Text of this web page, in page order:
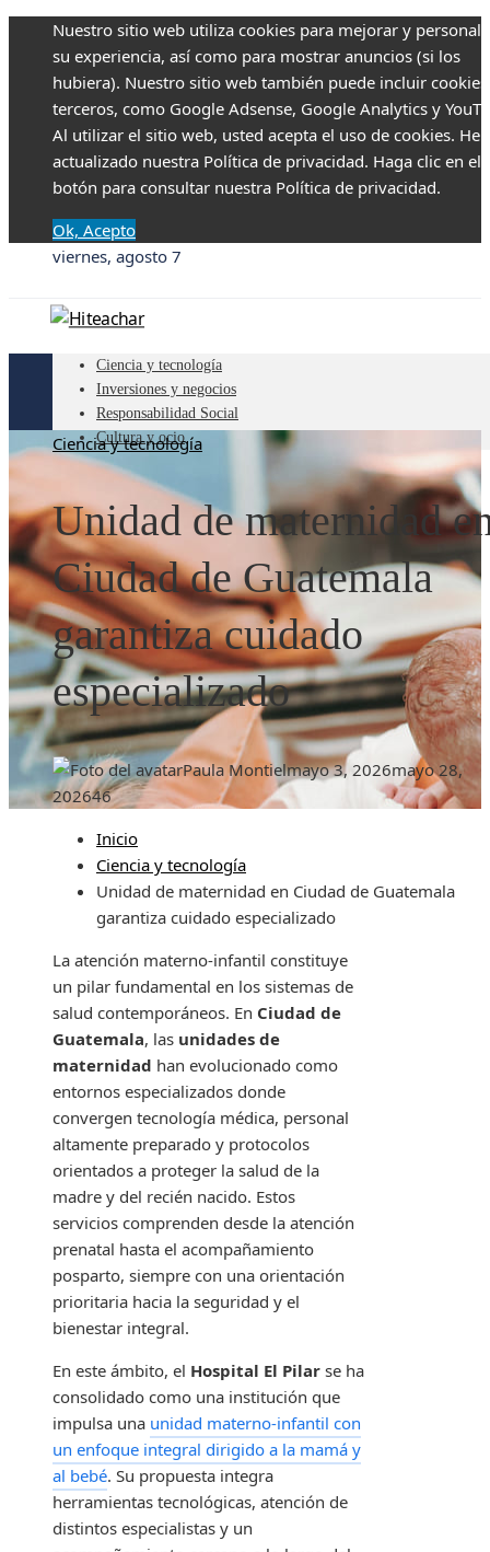
Nuestro sitio web utiliza cookies para mejorar y
su experiencia, así como para mostrar anuncios (si los
hubiera). Nuestro sitio web también puede incluir
terceros, como Google Adsense, Google Analytics y
Al utilizar el sitio web, usted acepta el uso de cookies.
actualizado nuestra Política de privacidad. Haga clic en el
botón para consultar nuestra Política de privacidad.
Ok, Acepto
viernes, agosto 7
Ciencia y tecnología
Inversiones y negocios
Responsabilidad Social
Cultura y ocio
Ciencia y tecnología
Unidad de maternidad
Ciudad de Guatemala
garantiza cuidado
especializado
Paula Montielmayo 3, 2026mayo 28,
202646
Inicio
Ciencia y tecnología
Unidad de maternidad en Ciudad de Guatemala
garantiza cuidado especializado
La atención materno-infantil constituye
un pilar fundamental en los sistemas de
salud contemporáneos. En Ciudad de
Guatemala, las unidades de
maternidad han evolucionado como
entornos especializados donde
convergen tecnología médica, personal
altamente preparado y protocolos
orientados a proteger la salud de la
madre y del recién nacido. Estos
servicios comprenden desde la atención
prenatal hasta el acompañamiento
posparto, siempre con una orientación
prioritaria hacia la seguridad y el
bienestar integral.
En este ámbito, el Hospital El Pilar se ha
consolidado como una institución que
impulsa una unidad materno-infantil con
un enfoque integral dirigido a la mamá y
al bebé. Su propuesta integra
herramientas tecnológicas, atención de
distintos especialistas y un